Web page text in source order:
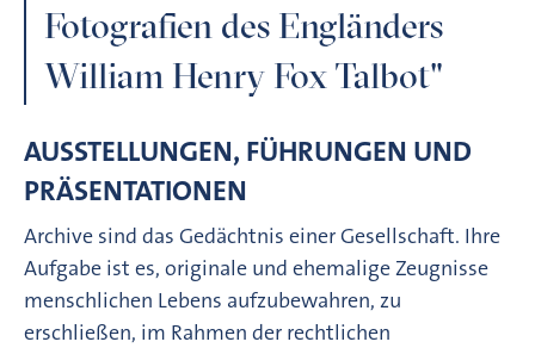
Fotografien des Engländers
William Henry Fox Talbot"
AUSSTELLUNGEN, FÜHRUNGEN UND
PRÄSENTATIONEN
Archive sind das Gedächtnis einer Gesellschaft. Ihre
Aufgabe ist es, originale und ehemalige Zeugnisse
menschlichen Lebens aufzubewahren, zu
erschließen, im Rahmen der rechtlichen